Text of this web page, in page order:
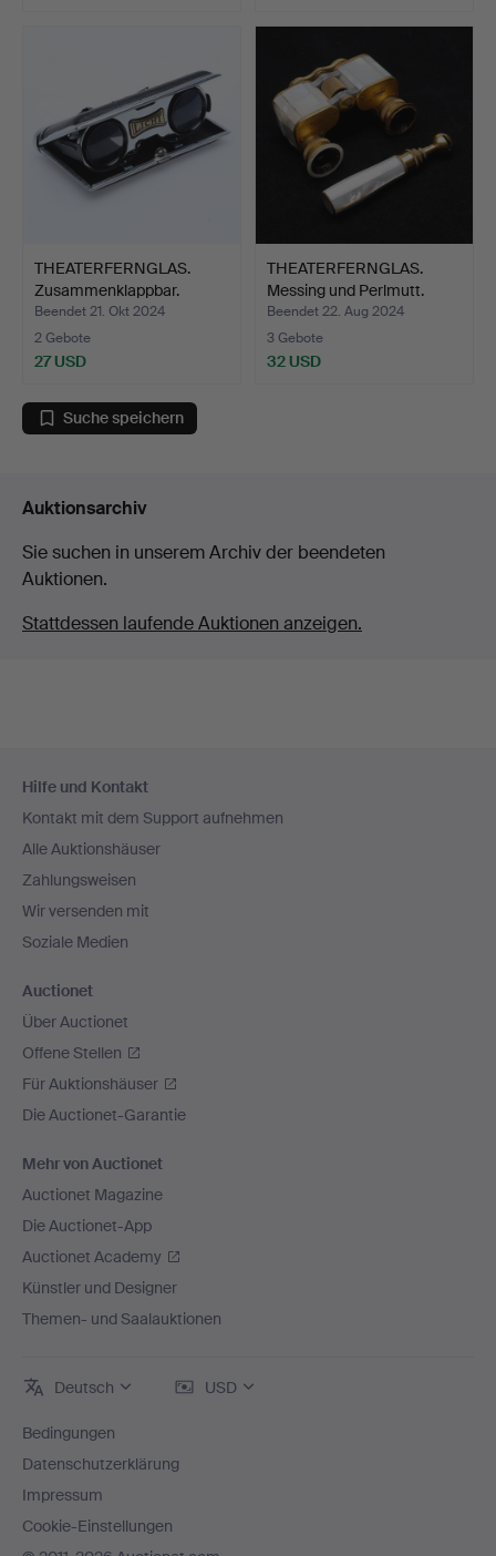
THEATERFERNGLAS.
Zusammenklappbar.
Beschri…
Beendet 21. Okt 2024
2 Gebote
27 USD
THEATERFERNGLAS.
Messing und Perlmutt.
„Ca…
Beendet 22. Aug 2024
3 Gebote
32 USD
Suche speichern
Auktionsarchiv
Sie suchen in unserem Archiv der beendeten
Auktionen.
Stattdessen laufende Auktionen anzeigen.
Navigation
Hilfe und Kontakt
Kontakt mit dem Support aufnehmen
Alle Auktionshäuser
Zahlungsweisen
Wir versenden mit
Soziale Medien
Auctionet
Über Auctionet
Offene Stellen
Für Auktionshäuser
Die Auctionet-Garantie
Mehr von Auctionet
Auctionet Magazine
Die Auctionet-App
Auctionet Academy
Künstler und Designer
Themen- und Saalauktionen
Deutsch USD
Bedingungen
Datenschutzerklärung
Impressum
Cookie-Einstellungen